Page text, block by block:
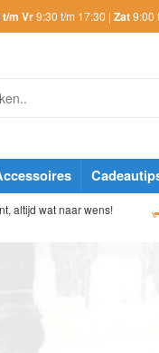
t/m Vr9:30 t/m 17:30 | Zat9:00
altijd wat naar wens!